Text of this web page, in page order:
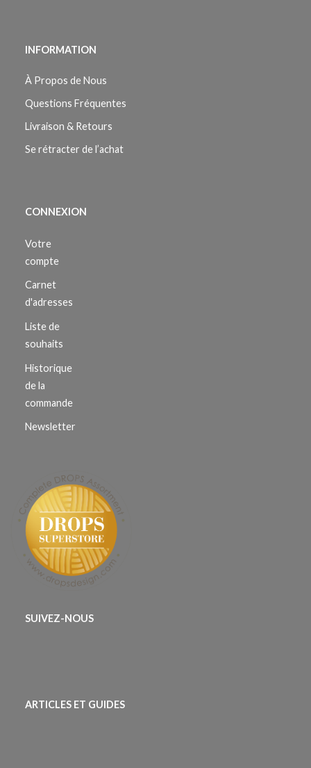
INFORMATION
À Propos de Nous
Questions Fréquentes
Livraison & Retours
Se rétracter de l’achat
CONNEXION
Votre
compte
Carnet
d'adresses
Liste de
souhaits
Historique
de la
commande
Newsletter
SUIVEZ-NOUS
ARTICLES ET GUIDES